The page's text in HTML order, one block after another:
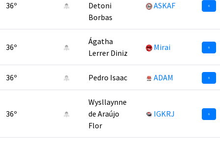
36º
Detoni
Borbas
ASKAF 6
36º
Ágatha
Lerrer Diniz
Mirai 6
36º Pedro Isaac ADAM 6
36º
Wysllaynne
de Araújo
Flor
IGKRJ 6